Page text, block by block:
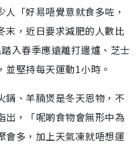
「好易唔覺意就食多咗，
末，近日要求減肥的人數比
入春季應遠離打邊爐、芝士
並堅持每天運動1小時。
鍋、羊腩煲是冬天恩物，不
出，「呢啲食物會無形中為
會多，加上天氣凍就唔想運